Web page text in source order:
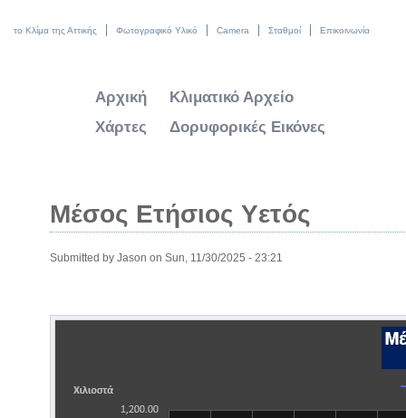
το Κλίμα της Αττικής Φωτογραφικό Υλικό Camera Σταθμοί Επικοινωνία
Αρχική
Κλιματικό Αρχείο
Χάρτες
Δορυφορικές Εικόνες
Μέσος Ετήσιος Υετός
Submitted by Jason on Sun, 11/30/2025 - 23:21